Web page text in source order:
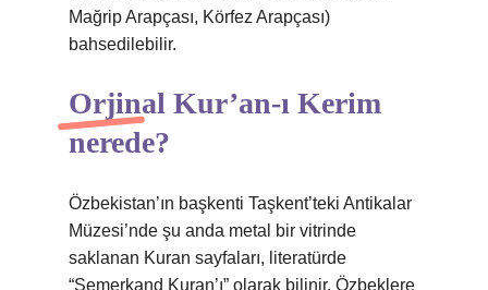
Mağrip Arapçası, Körfez Arapçası)
bahsedilebilir.
Orjinal Kur’an-ı Kerim
nerede?
Özbekistan’ın başkenti Taşkent’teki Antikalar
Müzesi’nde şu anda metal bir vitrinde
saklanan Kuran sayfaları, literatürde
“Semerkand Kuran’ı” olarak bilinir. Özbeklere